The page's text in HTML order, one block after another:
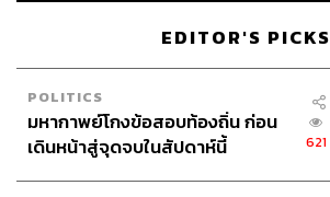
EDITOR'S PICKS
POLITICS
มหากาพย์โกงข้อสอบท้องถิ่น ก่อน
เดินหน้าสู่จุดจบในสัปดาห์นี้
621